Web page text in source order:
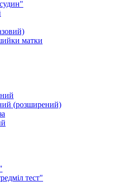
матки
(розширений)
тест"